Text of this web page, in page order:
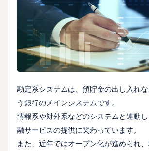
勘定系システムは、預貯金の出し入れ
う銀行のメインシステムです。
情報系や対外系などのシステムと連動
融サービスの提供に関わっています。
また、近年ではオープン化が進められ